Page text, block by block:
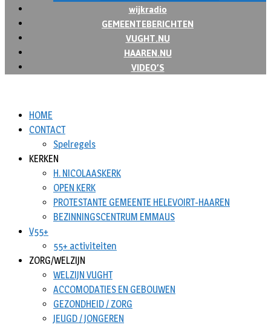
wijkradio
GEMEENTEBERICHTEN
VUGHT.NU
HAAREN.NU
VIDEO’S
HOME
CONTACT
Spelregels
KERKEN
H. NICOLAASKERK
OPEN KERK
PROTESTANTE GEMEENTE HELEVOIRT-HAAREN
BEZINNINGSCENTRUM EMMAUS
V55+
55+ activiteiten
ZORG/WELZIJN
WELZIJN VUGHT
ACCOMODATIES EN GEBOUWEN
GEZONDHEID / ZORG
JEUGD / JONGEREN